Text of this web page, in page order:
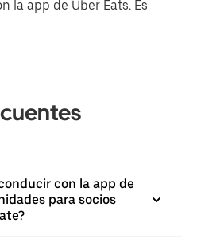
la app de Uber Eats. Es
con la app de
para socios